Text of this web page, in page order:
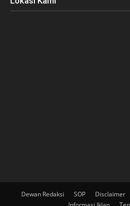
Dewan Redaksi SOP Disclaimer